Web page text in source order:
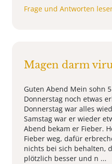
Frage und Antworten
Magen darm
Guten Abend Mein sohn
Donnerstag noch etwas
Donnerstag war alles
Samstag war er wieder
Abend bekam er Fieber.
Fieber weg, dafür
nichts bei sich behalten,
plötzlich besser und n ...